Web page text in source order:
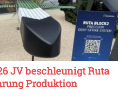
JV beschleunigt Ruta
Produktion